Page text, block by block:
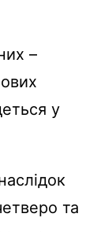
–
у
та